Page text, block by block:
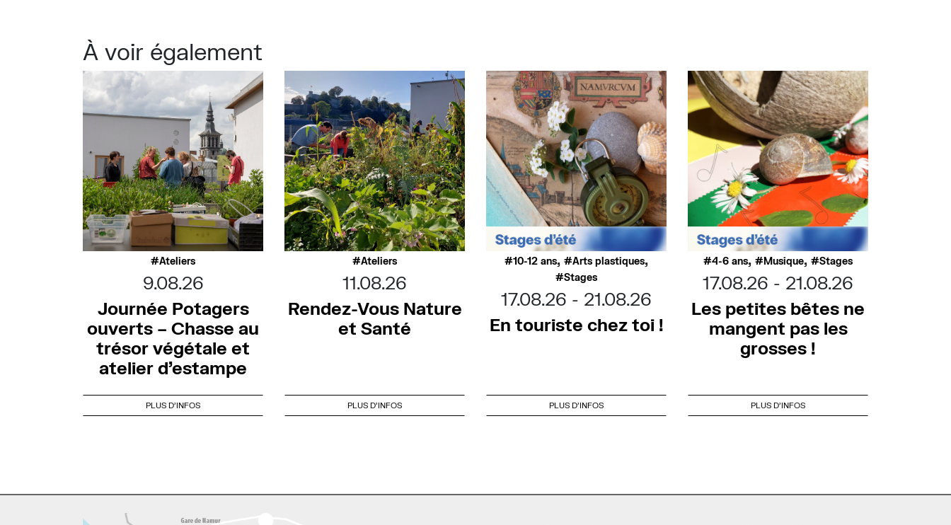
À voir également
Ateliers
9.08.26
Journée Potagers
ouverts – Chasse au
trésor végétale et
atelier d’estampe
PLUS D'INFOS
Ateliers
11.08.26
Rendez-Vous Nature
et Santé
PLUS D'INFOS
10-12 ans, Arts plastiques,
Stages
17.08.26
21.08.26
En touriste chez toi !
PLUS D'INFOS
4-6 ans, Musique, Stages
17.08.26
21.08.26
Les petites bêtes ne
mangent pas les
grosses !
PLUS D'INFOS